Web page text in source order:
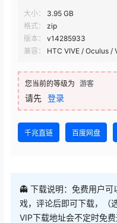
大小：
3.95 GB
格式：
zip
版本：
v14285933
兼容：
HTC VIVE / Oculus /
您当前的等级为 游客
请先 登录
千兆直链 百度网盘
👻 下载说明：免费用户
戏，评论后即可下载，（
VIP下载地址会不定时免